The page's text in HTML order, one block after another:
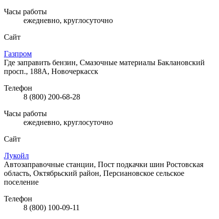
Часы работы
ежедневно, круглосуточно
Сайт
Газпром
Где заправить бензин, Смазочные материалы Баклановский
просп., 188А, Новочеркасск
Телефон
8 (800) 200-68-28
Часы работы
ежедневно, круглосуточно
Сайт
Лукойл
Автозаправочные станции, Пост подкачки шин Ростовская
область, Октябрьский район, Персиановское сельское
поселение
Телефон
8 (800) 100-09-11